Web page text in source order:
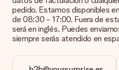
¿Qué formatos puedo cargar?
Puedes carga archivos JPG y
esto demasiado técnico o
diferente que te gustaría usar?
encantados de ayudarte para
pedido. Estamos disponibles
de 08:30 - 17:00. Fuera de
será en inglés. Puedes
siempre serás atendido en